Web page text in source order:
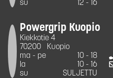
su
12 - 16
Powergrip Kuopio
Kiekkotie 4
70200
Kuopio
ma - pe
10 - 18
la
10 - 16
su
SULJETTU